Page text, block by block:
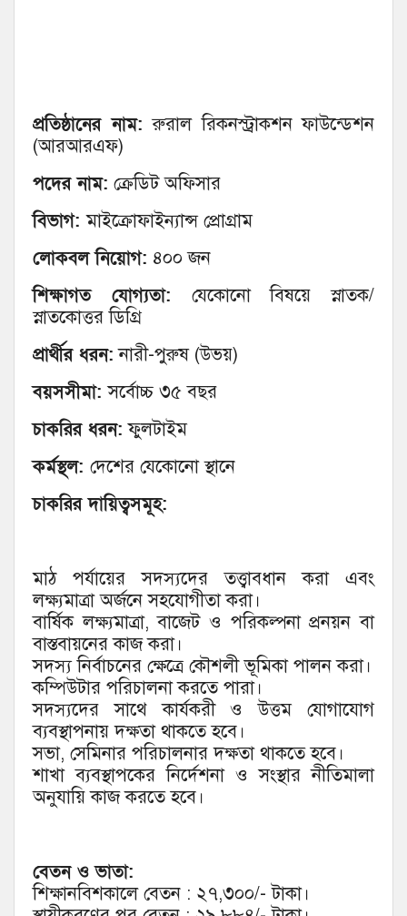
প্রতিষ্ঠানের নাম:রুরাল রিকনস্ট্রাকশন ফাউন্ডেশন
(আরআরএফ)
পদের নাম: ক্রেডিট অফিসার
বিভাগ:মাইক্রোফাইন্যান্স প্রোগ্রাম
লোকবল নিয়োগ: ৪০০ জন
শিক্ষাগত যোগ্যতা: যেকোনো বিষয়ে স্নাতক/
স্নাতকোত্তর ডিগ্রি
প্রার্থীর ধরন: নারী-পুরুষ (উভয়)
বয়সসীমা:সর্বোচ্চ ৩৫ বছর
চাকরির ধরন: ফুলটাইম
কর্মস্থল: দেশের যেকোনো স্থানে
চাকরির দায়িত্বসমূহ:
মাঠ পর্যায়ের সদস্যদের তত্ত্বাবধান করা এবং
লক্ষ্যমাত্রা অর্জনে সহযোগীতা করা।
বার্ষিক লক্ষ্যমাত্রা, বাজেট ও পরিকল্পনা প্রনয়ন বা
বাস্তবায়নের কাজ করা।
সদস্য নির্বাচনের ক্ষেত্রে কৌশলী ভূমিকা পালন করা।
কম্পিউটার পরিচালনা করতে পারা।
সদস্যদের সাথে কার্যকরী ও উত্তম যোগাযোগ
ব্যবস্থাপনায় দক্ষতা থাকতে হবে।
সভা, সেমিনার পরিচালনার দক্ষতা থাকতে হবে।
শাখা ব্যবস্থাপকের নির্দেশনা ও সংস্থার নীতিমালা
অনুযায়ি কাজ করতে হবে।
বেতন ও ভাতা:
শিক্ষানবিশকালে বেতন : ২৭,৩০০/- টাকা।